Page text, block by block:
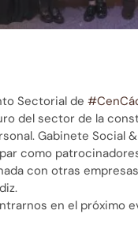
Sectorial de #
del sector de la
Gabinete Social
como
con otras
en el próximo